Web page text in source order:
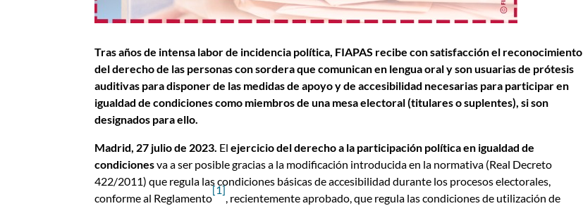
Tras años de intensa labor de incidencia política, FIAPAS recibe con satisfacción el reconocimiento
del derecho de las personas con sordera que comunican en lengua oral y son usuarias de prótesis
auditivas para disponer de las medidas de apoyo y de accesibilidad necesarias para participar en
igualdad de condiciones como miembros de una mesa electoral (titulares o suplentes), si son
designados para ello.
Madrid, 27 julio de 2023. Elejercicio del derecho a la participación política en igualdad de
condicionesva a ser posible gracias a la modificación introducida en la normativa (Real Decreto
422/2011) que regula las condiciones básicas de accesibilidad durante los procesos electorales,
conforme al Reglamento
[1]
, recientemente aprobado, que regula las condiciones de utilización de